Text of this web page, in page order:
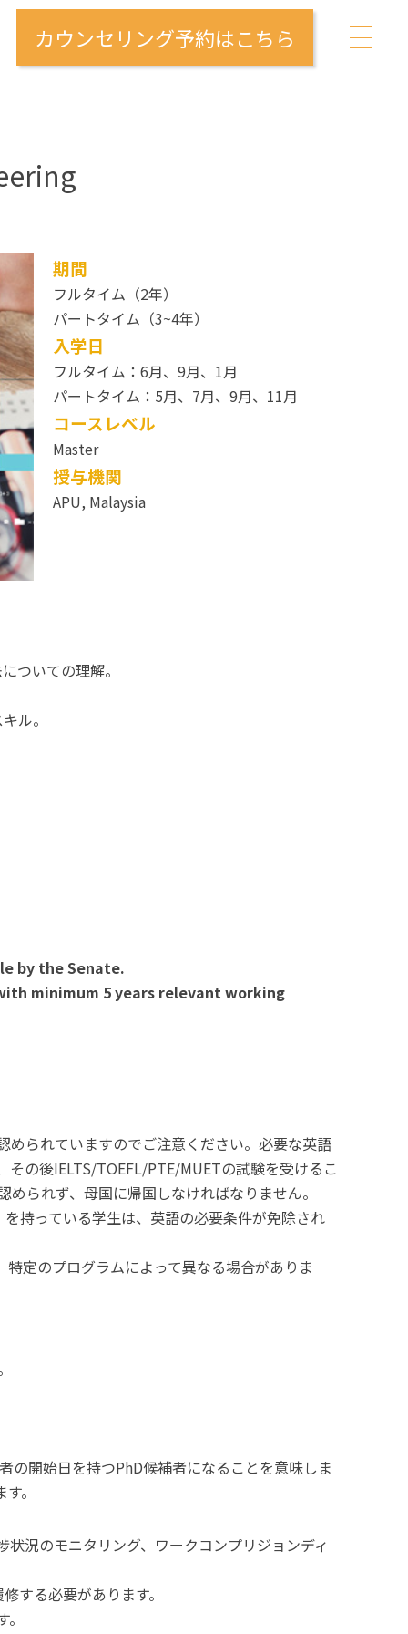
カウンセリング予約はこちら
期間
フルタイム（2年）
パートタイム（3~4年）
入学日
フルタイム：6月、9月、1月
パートタイム：5月、7月、9月、11月
コースレベル
Master
授与機関
APU, Malaysia
ついての理解。
ル。
by the Senate.
minimum 5 years relevant working
められていますのでご注意ください。必要な英語
の後IELTS/TOEFL/PTE/MUETの試験を受けるこ
られず、母国に帰国しなければなりません。
持っている学生は、英語の必要条件が免除され
定のプログラムによって異なる場合がありま
開始日を持つPhD候補者になることを意味しま
。
況のモニタリング、ワークコンプリジョンディ
する必要があります。